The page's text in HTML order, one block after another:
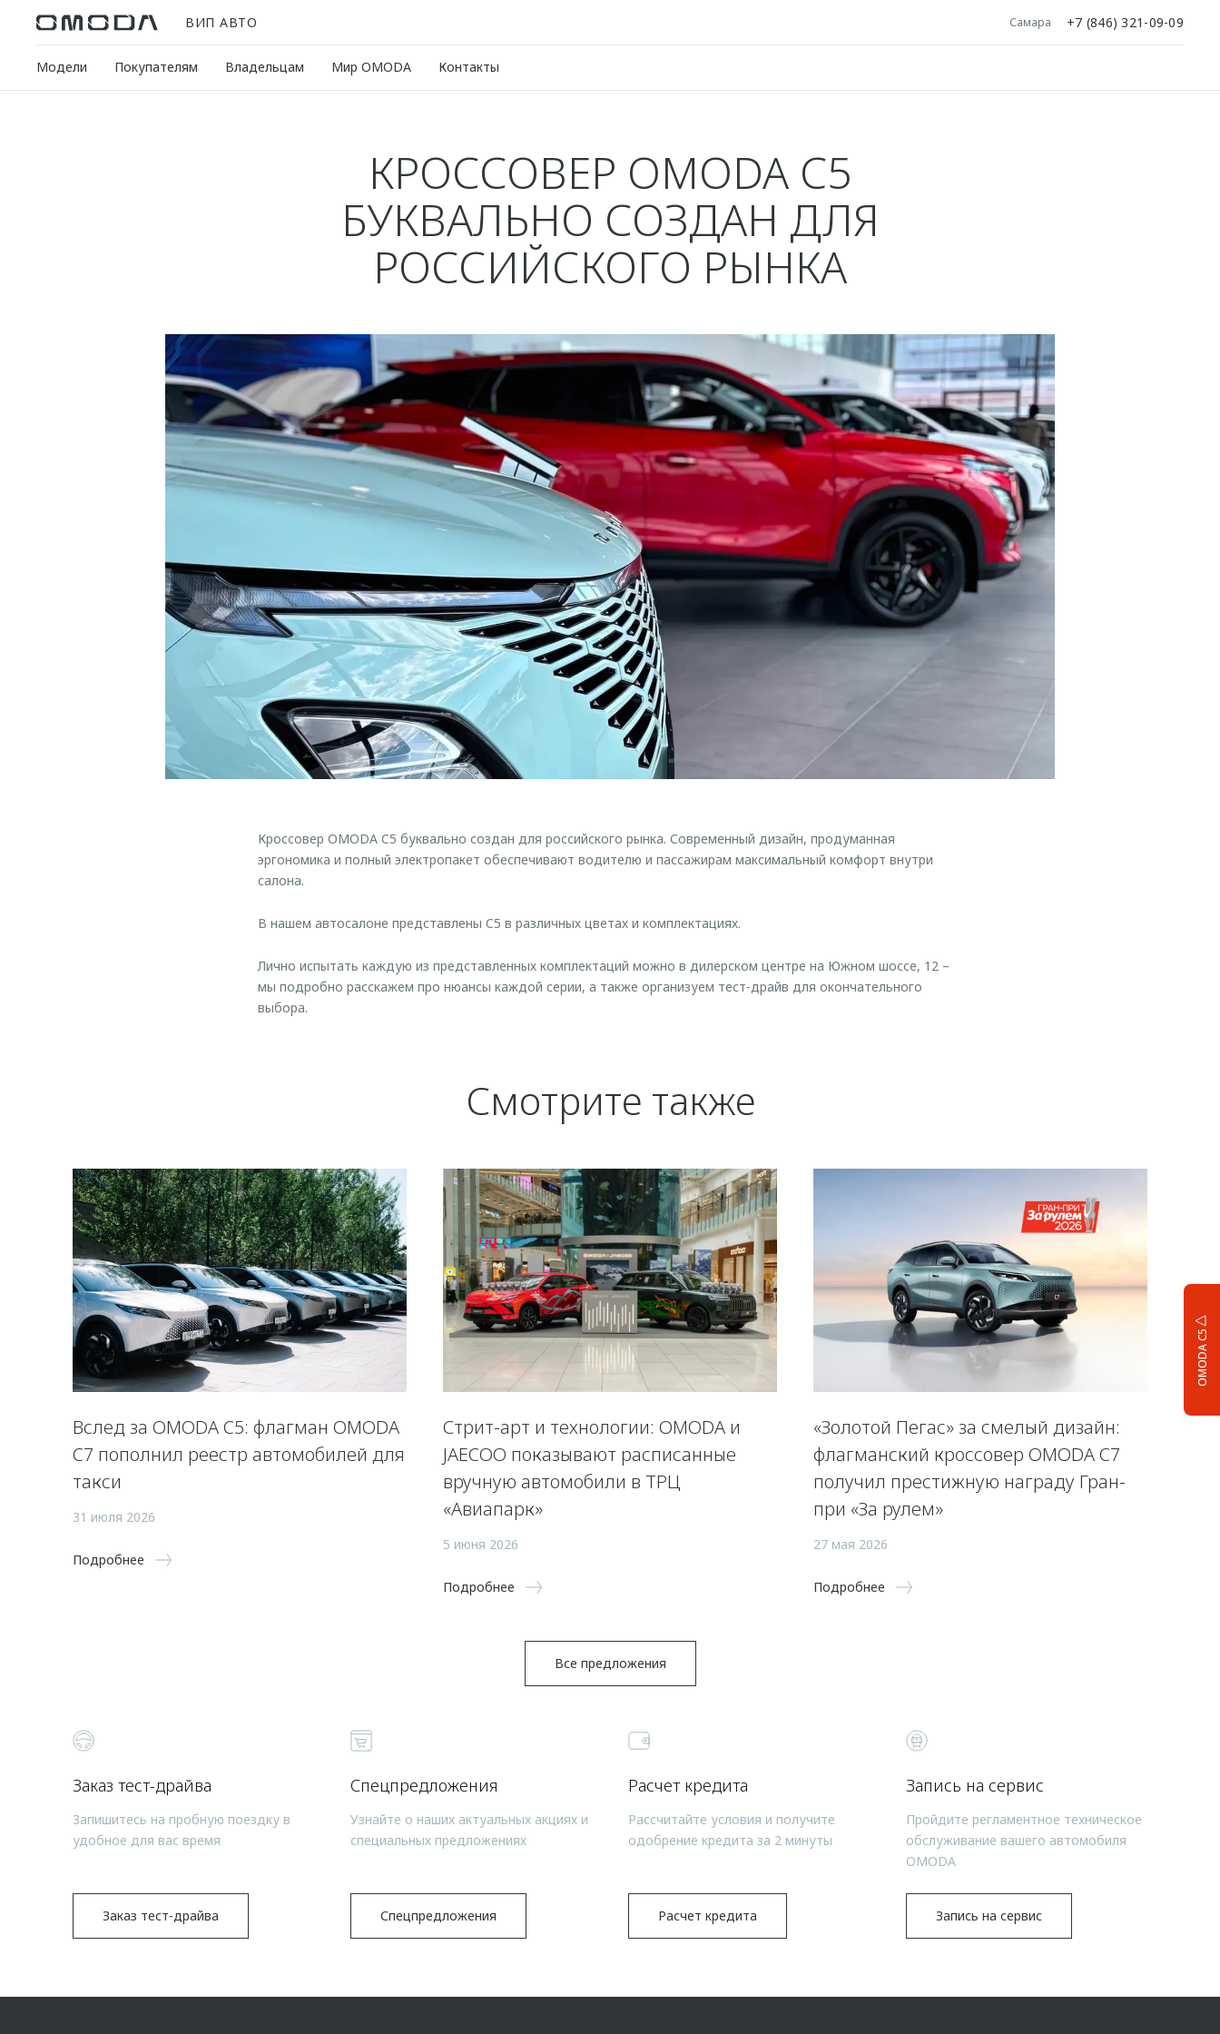
ВИП АВТО Самара +7 (846) 321-09-09
Модели Покупателям Владельцам Мир OMODA Контакты
OMODA C5
КРОССОВЕР OMODA C5
БУКВАЛЬНО СОЗДАН ДЛЯ
РОССИЙСКОГО РЫНКА
Кроссовер OMODA C5 буквально создан для российского рынка. Современный дизайн, продуманная
эргономика и полный электропакет обеспечивают водителю и пассажирам максимальный комфорт внутри
салона.
В нашем автосалоне представлены C5 в различных цветах и комплектациях.
Лично испытать каждую из представленных комплектаций можно в дилерском центре на Южном шоссе, 12 –
мы подробно расскажем про нюансы каждой серии, а также организуем тест-драйв для окончательного
выбора.
Смотрите также
Вслед за OMODA C5: флагман OMODA
C7 пополнил реестр автомобилей для
такси
31 июля 2026
Подробнее
Стрит-арт и технологии: OMODA и
JAECOO показывают расписанные
вручную автомобили в ТРЦ
«Авиапарк»
5 июня 2026
Подробнее
«Золотой Пегас» за смелый дизайн:
флагманский кроссовер OMODA C7
получил престижную награду Гран-
при «За рулем»
27 мая 2026
Подробнее
Все предложения
Заказ тест-драйва
Запишитесь на пробную поездку в
удобное для вас время
Заказ тест-драйва
Спецпредложения
Узнайте о наших актуальных акциях и
специальных предложениях
Спецпредложения
Расчет кредита
Рассчитайте условия и получите
одобрение кредита за 2 минуты
Расчет кредита
Запись на сервис
Пройдите регламентное техническое
обслуживание вашего автомобиля
OMODA
Запись на сервис